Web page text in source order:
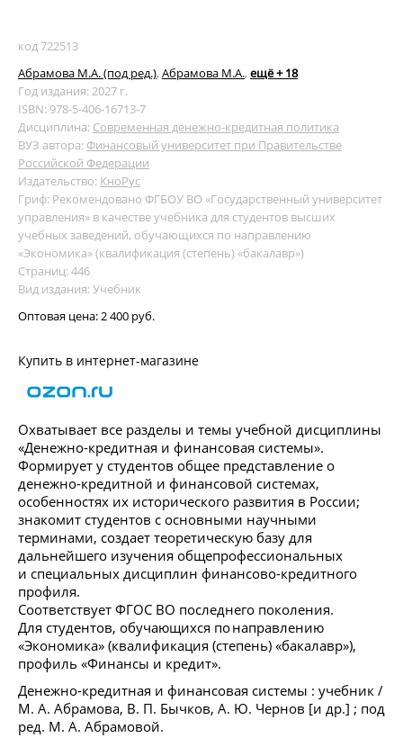
код 722513
Абрамова М.А. (под ред.), Абрамова М.А., ещё + 18
Год издания: 2027 г.
ISBN: 978-5-406-16713-7
Дисциплина: Современная денежно-кредитная политика
ВУЗ автора: Финансовый университет при Правительстве
Российской Федерации
Издательство: КноРус
Гриф: Рекомендовано ФГБОУ ВО «Государственный университет
управления» в качестве учебника для студентов высших
учебных заведений, обучающихся по направлению
«Экономика» (квалификация (степень) «бакалавр»)
Страниц: 446
Вид издания: Учебник
Оптовая цена:2 400 руб.
Купить в интернет-магазине
Охватывает все разделы и темы учебной дисциплины
«Денежно-кредитная и финансовая системы».
Формирует у студентов общее представление о
денежно-кредитной и финансовой системах,
особенностях их исторического развития в России;
знакомит студентов с основными научными
терминами, создает теоретическую базу для
дальнейшего изучения общепрофессиональных
и специальных дисциплин финансово-кредитного
профиля.
Соответствует ФГОС ВО последнего поколения.
Для студентов, обучающихся по направлению
«Экономика» (квалификация (степень) «бакалавр»),
профиль «Финансы и кредит».
Денежно-кредитная и финансовая системы : учебник /
М. А. Абрамова, В. П. Бычков, А. Ю. Чернов [и др.] ; под
ред. М. А. Абрамовой.